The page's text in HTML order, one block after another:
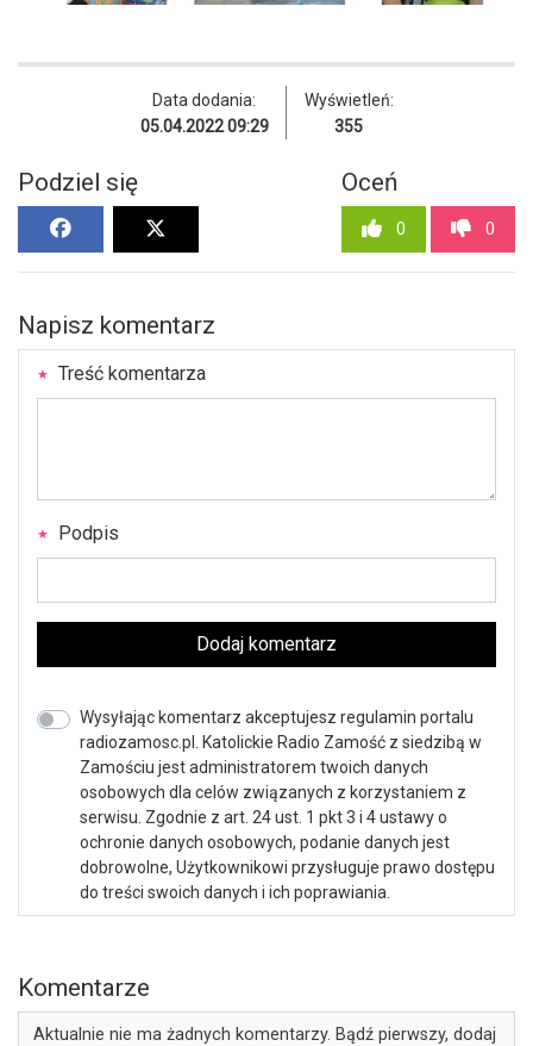
Data dodania:
05.04.2022 09:29
Wyświetleń:
355
Podziel się Oceń
0 0
Napisz komentarz
Treść komentarza
Podpis
Dodaj komentarz
Wysyłając komentarz akceptujesz regulamin portalu
radiozamosc.pl. Katolickie Radio Zamość z siedzibą w
Zamościu jest administratorem twoich danych
osobowych dla celów związanych z korzystaniem z
serwisu. Zgodnie z art. 24 ust. 1 pkt 3 i 4 ustawy o
ochronie danych osobowych, podanie danych jest
dobrowolne, Użytkownikowi przysługuje prawo dostępu
do treści swoich danych i ich poprawiania.
Komentarze
Aktualnie nie ma żadnych komentarzy. Bądź pierwszy, dodaj